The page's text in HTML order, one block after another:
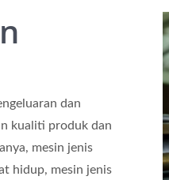
dan
kualiti produk dan
mesin jenis
hidup, mesin jenis